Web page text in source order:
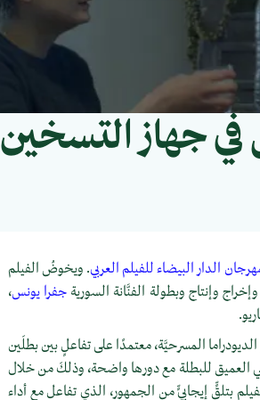
جهاز التسخين
الدار البيضاء للفيلم العربي. ويخوضُ الفيلم
وإنتاج وبطولة الفنَّانة السوريةجفرا يونس،
المسرحيَّة، معتمدًا على تفاعلٍ بين بطلَين
العميق للبطلة مع دورها واضحة، وذلكَ من خلال
بتلقٍّ إيجابيٍّ من الجمهور، الذي تفاعل مع أداء